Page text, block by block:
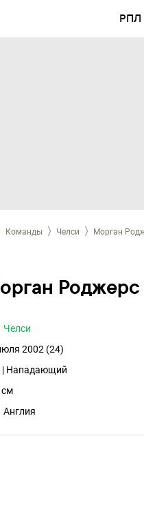
РПЛ
Команды Челси Морган
Роджерс
Челси
2002 (24)
| Нападающий
см
Англия